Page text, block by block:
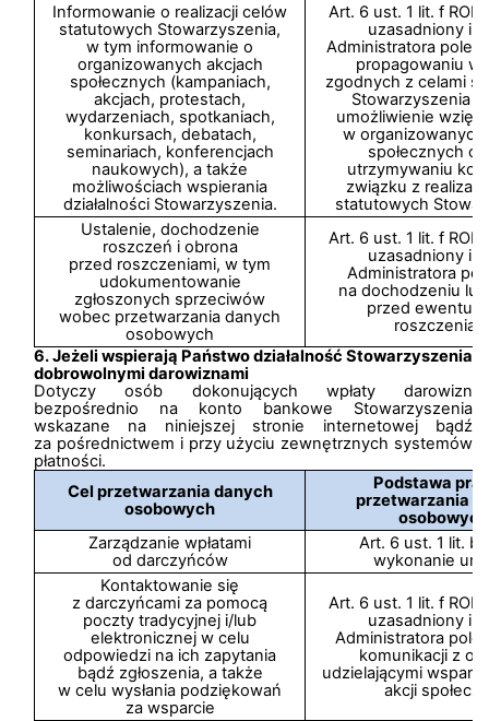
Informowanie o realizacji celów
statutowych Stowarzyszenia,
w tym informowanie o
organizowanych akcjach
społecznych (kampaniach,
akcjach, protestach,
wydarzeniach, spotkaniach,
konkursach, debatach,
seminariach, konferencjach
naukowych), a także
możliwościach wspierania
działalności Stowarzyszenia.
Art. 6 ust. 1 lit. f
uzasadniony
Administratora
propagowaniu
zgodnych z celami
Stowarzyszenia
umożliwienie
w organizowanych
społecznych
utrzymywaniu
związku z
statutowych
Ustalenie, dochodzenie
roszczeń i obrona
przed roszczeniami, w tym
udokumentowanie
zgłoszonych sprzeciwów
wobec przetwarzania danych
osobowych
Art. 6 ust. 1 lit. f
uzasadniony
Administratora
na dochodzeniu
przed
6. Jeżeli wspierają Państwo działalność Stowarzyszenia
dobrowolnymi darowiznami
Dotyczy osób dokonujących wpłaty darowizn
bezpośrednio na konto bankowe Stowarzyszenia
wskazane na niniejszej stronie internetowej bądź
za pośrednictwem i przy użyciu zewnętrznych systemów
płatności.
Cel przetwarzania danych
osobowych
Podstawa
przetwarzania
osobowych
Zarządzanie wpłatami
od darczyńców
Art. 6 ust. 1 lit. b
wykonanie
Kontaktowanie się
z darczyńcami za pomocą
poczty tradycyjnej i/lub
elektronicznej w celu
odpowiedzi na ich zapytania
bądź zgłoszenia, a także
w celu wysłania podziękowań
za wsparcie
Art. 6 ust. 1 lit. f
uzasadniony
Administratora
komunikacji z
udzielającymi
akcji